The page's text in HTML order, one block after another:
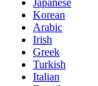
Japanese
Korean
Arabic
Irish
Greek
Turkish
Italian